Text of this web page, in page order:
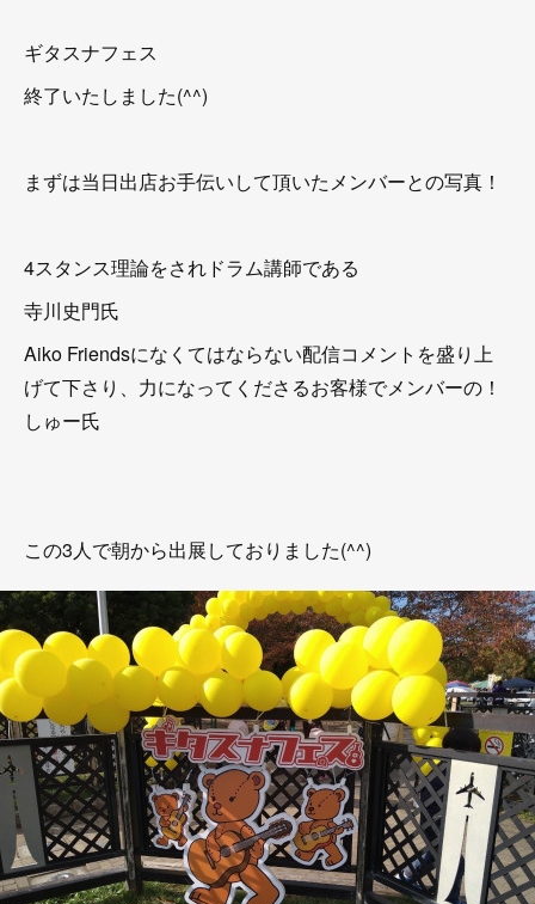
ギタスナフェス
終了いたしました(^^)
まずは当日出店お手伝いして頂いたメンバーとの写真！
4スタンス理論をされドラム講師である
寺川史門氏
Aiko Friendsになくてはならない配信コメントを盛り上
げて下さり、力になってくださるお客様でメンバーの！
しゅー氏
この3人で朝から出展しておりました(^^)